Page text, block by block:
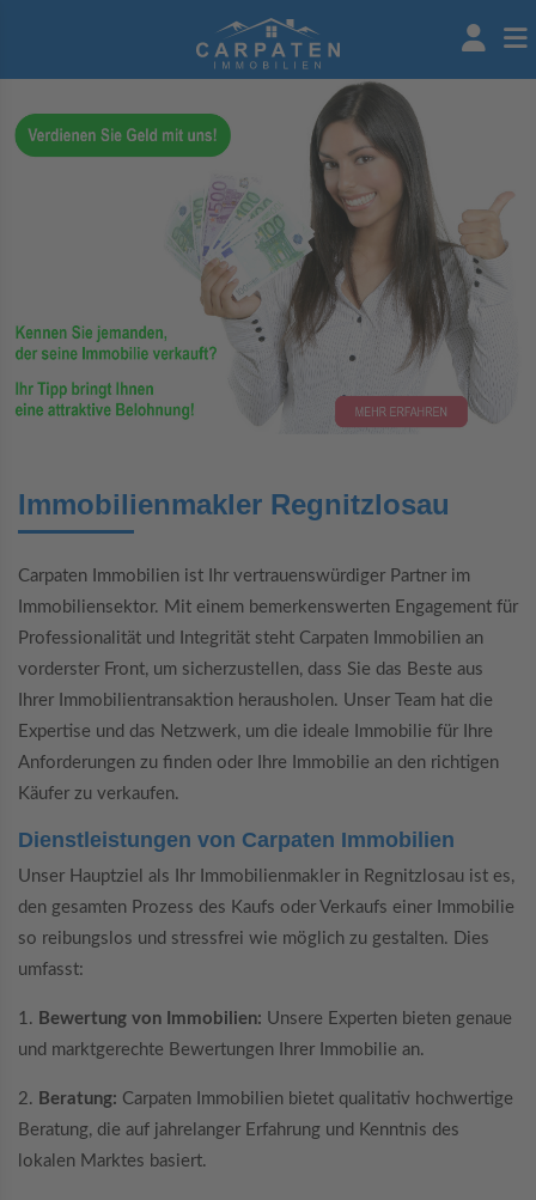
Immobilienmakler Regnitzlosau
Carpaten Immobilien ist Ihr vertrauenswürdiger Partner im
Immobiliensektor. Mit einem bemerkenswerten Engagement für
Professionalität und Integrität steht Carpaten Immobilien an
vorderster Front, um sicherzustellen, dass Sie das Beste aus
Ihrer Immobilientransaktion herausholen. Unser Team hat die
Expertise und das Netzwerk, um die ideale Immobilie für Ihre
Anforderungen zu finden oder Ihre Immobilie an den richtigen
Käufer zu verkaufen.
Dienstleistungen von Carpaten Immobilien
Unser Hauptziel als Ihr Immobilienmakler in Regnitzlosau ist es,
den gesamten Prozess des Kaufs oder Verkaufs einer Immobilie
so reibungslos und stressfrei wie möglich zu gestalten. Dies
umfasst:
1. Bewertung von Immobilien: Unsere Experten bieten genaue
und marktgerechte Bewertungen Ihrer Immobilie an.
2. Beratung: Carpaten Immobilien bietet qualitativ hochwertige
Beratung, die auf jahrelanger Erfahrung und Kenntnis des
lokalen Marktes basiert.